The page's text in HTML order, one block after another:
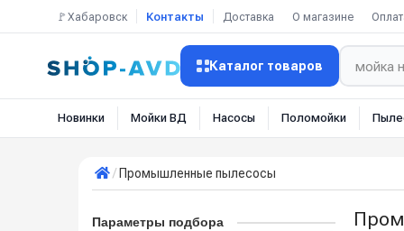
🚩Хабаровск Контакты Доставка О магазине
Каталог товаров
Новинки Мойки ВД Насосы Поломойки
Промышленные пылесосы
Параметры подбора